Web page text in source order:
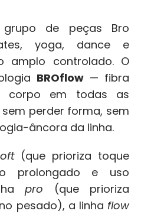
de peças Bro
yoga, dance e
amplo controlado. O
BROflow — fibra
corpo em todas as
perder forma, sem
âncora da linha.
(que prioriza toque
prolongado e uso
pro (que prioriza
pesado), a linha flow